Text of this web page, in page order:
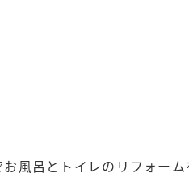
風呂とトイレのリフォーム